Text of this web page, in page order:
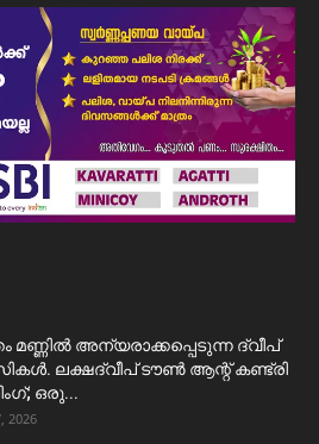
മണ്ണിൽ അന്യരാക്കപ്പെടുന്ന ദ്വീപ്
ലക്ഷദ്വീപ് ടൗൺ ആന്റ് കണ്ട്രി
ഒരു...
2026